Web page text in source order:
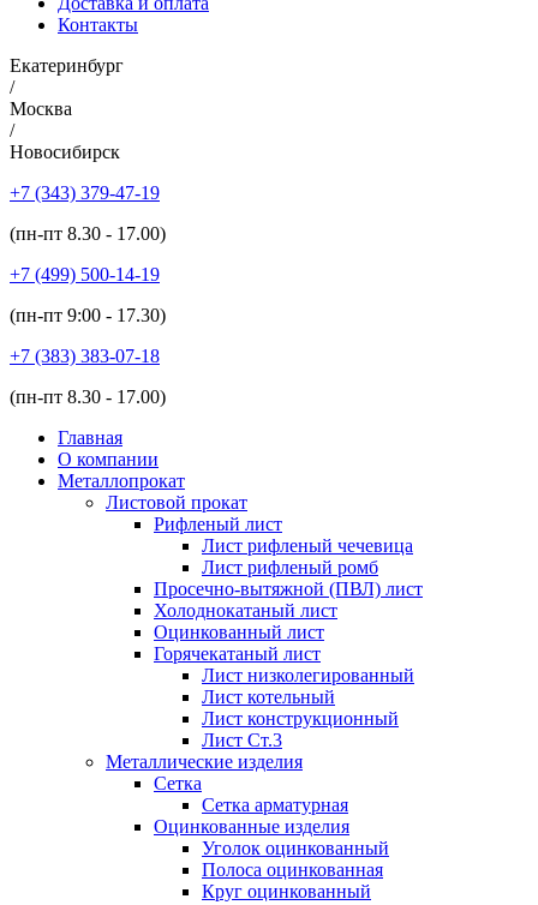
Контакты
Екатеринбург
/
Москва
/
Новосибирск
+7 (343) 379-47-19
(пн-пт 8.30 - 17.00)
+7 (499) 500-14-19
(пн-пт 9:00 - 17.30)
+7 (383) 383-07-18
(пн-пт 8.30 - 17.00)
Главная
О компании
Металлопрокат
Листовой прокат
Рифленый лист
Лист рифленый чечевица
Лист рифленый ромб
Просечно-вытяжной (ПВЛ) лист
Холоднокатаный лист
Оцинкованный лист
Горячекатаный лист
Лист низколегированный
Лист котельный
Лист конструкционный
Лист Ст.3
Металлические изделия
Сетка
Сетка арматурная
Оцинкованные изделия
Уголок оцинкованный
Полоса оцинкованная
Круг оцинкованный